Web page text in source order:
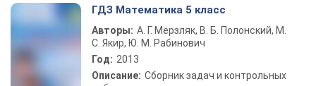
ГДЗ Математика 5 класс
Авторы: А. Г. Мерзляк, В. Б. Полонский, М.
С. Якир, Ю. М. Рабинович
Год: 2013
Описание: Сборник задач и контрольных